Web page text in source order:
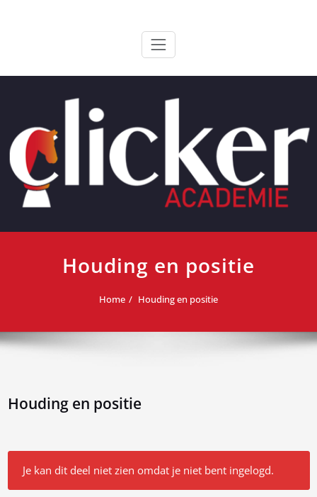
ClickerAcademie
Houding en positie
Home Houding en positie
Houding en positie
Je kan dit deel niet zien omdat je niet bent ingelogd.